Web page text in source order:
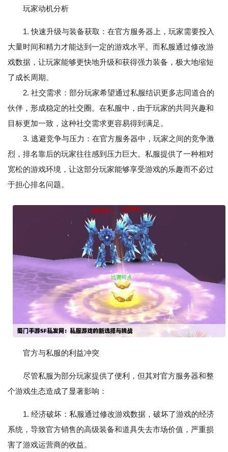
玩家动机分析
1. 快速升级与装备获取：在官方服务器上，玩家需要投入
大量时间和精力才能达到一定的游戏水平。而私服通过修改游
戏数据，让玩家能够更快地升级和获得强力装备，极大地缩短
了成长周期。
2. 社交需求：部分玩家希望通过私服结识更多志同道合的
伙伴，形成稳定的社交圈。在私服中，由于玩家的共同兴趣和
目标更加一致，这种社交需求更容易得到满足。
3. 逃避竞争与压力：在官方服务器中，玩家之间的竞争激
烈，排名靠后的玩家往往感到压力巨大。私服提供了一种相对
宽松的游戏环境，让这部分玩家能够享受游戏的乐趣而不必过
于担心排名问题。
官方与私服的利益冲突
尽管私服为部分玩家提供了便利，但其对官方服务器和整
个游戏生态造成了显著影响：
1. 经济破坏：私服通过修改游戏数据，破坏了游戏的经济
系统，导致官方销售的高级装备和道具失去市场价值，严重损
害了游戏运营商的收益。